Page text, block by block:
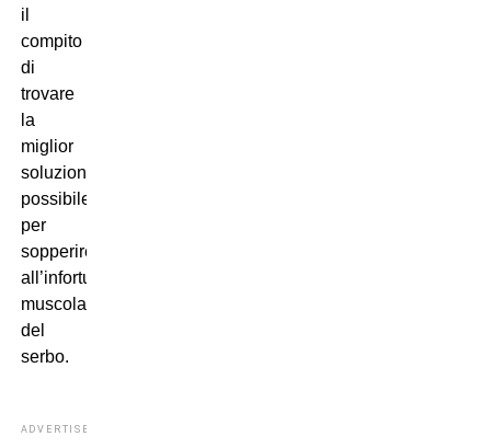
il
compito
di
trovare
la
miglior
soluzione
possibile
per
sopperire
all’infortunio
muscolare
del
serbo.
ADVERTISEMENT